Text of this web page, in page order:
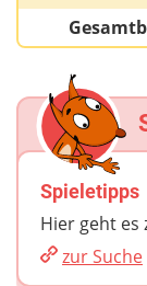
Spieletipps
Hier geht es
zur Suche